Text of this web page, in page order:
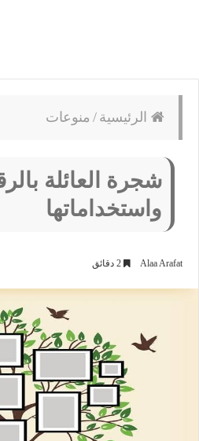
الرئيسية / منوعات
شجرة العائلة
واستخداماتها
Alaa Arafat